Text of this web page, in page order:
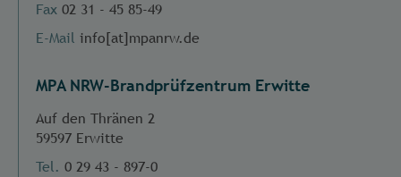
Fax 02 31 - 45 85-49
E-Mail info[at]mpanrw.de
MPA NRW-Brandprüfzentrum Erwitte
Auf den Thränen 2
59597 Erwitte
Tel. 0 29 43 - 897-0